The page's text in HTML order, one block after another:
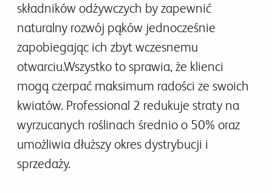
składników odżywczych by zapewnić
naturalny rozwój pąków jednocześnie
zapobiegając ich zbyt wczesnemu
otwarciu.Wszystko to sprawia, że klienci
mogą czerpać maksimum radości ze swoich
kwiatów. Professional 2 redukuje straty na
wyrzucanych roślinach średnio o 50% oraz
umożliwia dłuższy okres dystrybucji i
sprzedaży.